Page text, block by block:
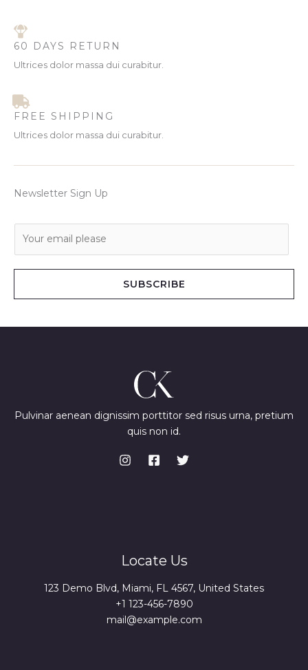
60 DAYS RETURN
Ultrices dolor massa dui curabitur.
FREE SHIPPING
Ultrices dolor massa dui curabitur.
Newsletter Sign Up
SUBSCRIBE
Pulvinar aenean dignissim porttitor sed risus urna, pretium
quis non id.
Locate Us
123 Demo Blvd, Miami, FL 4567, United States
+1 123-456-7890
mail@example.com